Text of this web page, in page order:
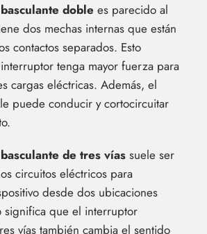
doble es parecido al
dos mechas internas que están
contactos separados. Esto
tenga mayor fuerza para
cargas eléctricas. Además, el
puede conducir y cortocircuitar
de tres vías suele ser
circuitos eléctricos para
desde dos ubicaciones
significa que el interruptor
vías también cambia el sentido